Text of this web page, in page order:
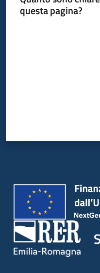
questa pagina?